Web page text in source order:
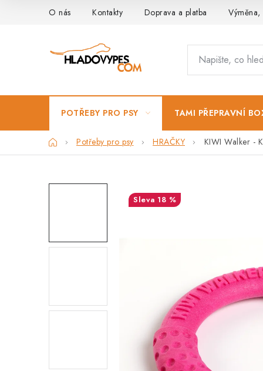
O nás Kontakty Doprava a platba
POTŘEBY PRO PSY TAMI PŘEPRAVNÍ
DomůPotřeby pro psy HRAČKY KIWI Walker -
18 %